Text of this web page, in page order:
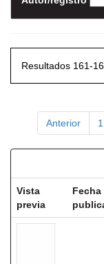
Resultados 161-
Anterior 1
Vista
previa
Fecha